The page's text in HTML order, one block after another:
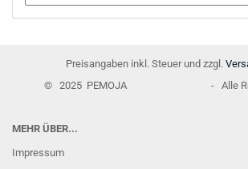
Preisangaben inkl. Steuer und zzgl.
© 2025 PEMOJA - Alle Rechte
MEHR ÜBER...
Impressum